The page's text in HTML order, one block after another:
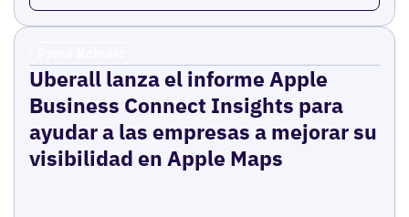
Uberall lanza el informe Apple
Business Connect Insights para
ayudar a las empresas a mejorar su
visibilidad en Apple Maps